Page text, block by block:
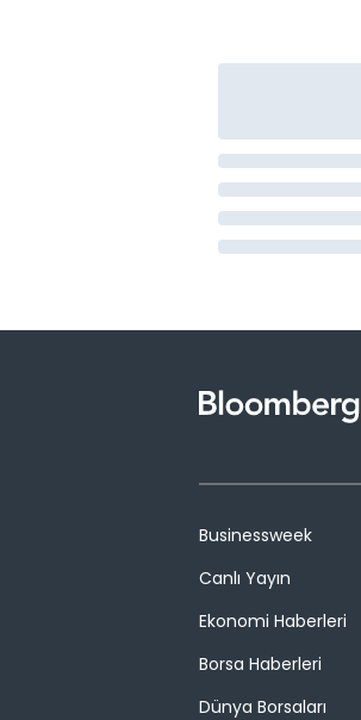
Businessweek
Canlı Yayın
Ekonomi Haberleri
Borsa Haberleri
Dünya Borsaları